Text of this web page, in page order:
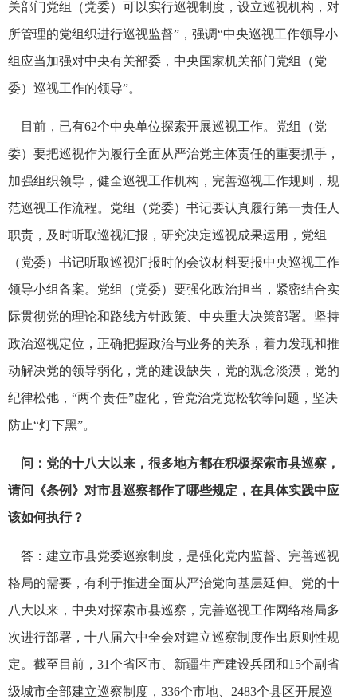
关部门党组（党委）可以实行巡视制度，设立巡视机构，对
所管理的党组织进行巡视监督”，强调“中央巡视工作领导小
组应当加强对中央有关部委，中央国家机关部门党组（党
委）巡视工作的领导”。
目前，已有62个中央单位探索开展巡视工作。党组（党
委）要把巡视作为履行全面从严治党主体责任的重要抓手，
加强组织领导，健全巡视工作机构，完善巡视工作规则，规
范巡视工作流程。党组（党委）书记要认真履行第一责任人
职责，及时听取巡视汇报，研究决定巡视成果运用，党组
（党委）书记听取巡视汇报时的会议材料要报中央巡视工作
领导小组备案。党组（党委）要强化政治担当，紧密结合实
际贯彻党的理论和路线方针政策、中央重大决策部署。坚持
政治巡视定位，正确把握政治与业务的关系，着力发现和推
动解决党的领导弱化，党的建设缺失，党的观念淡漠，党的
纪律松弛，“两个责任”虚化，管党治党宽松软等问题，坚决
防止“灯下黑”。
问：党的十八大以来，很多地方都在积极探索市县巡察，
请问《条例》对市县巡察都作了哪些规定，在具体实践中应
该如何执行？
答：建立市县党委巡察制度，是强化党内监督、完善巡视
格局的需要，有利于推进全面从严治党向基层延伸。党的十
八大以来，中央对探索市县巡察，完善巡视工作网络格局多
次进行部署，十八届六中全会对建立巡察制度作出原则性规
定。截至目前，31个省区市、新疆生产建设兵团和15个副省
级城市全部建立巡察制度，336个市地、2483个县区开展巡